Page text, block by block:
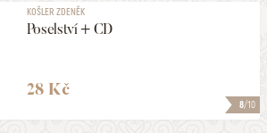
8/10
KOŠLER ZDENĚK
Poselství + CD
28 Kč